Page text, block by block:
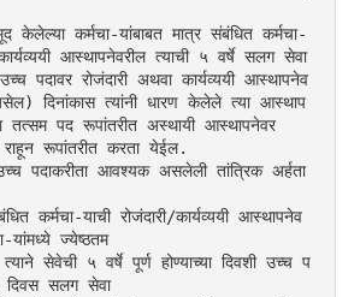
कर्मचा-यांबाबत मात्र संबंधित कर्मचा-
आस्थापनेवरील त्याची ५ वर्षे सलग सेवा
पदावर रोजंदारी अथवा कार्यव्ययी आस्थापनेव
दिनांकास त्यांनी धारण केलेले त्या आस्थाप
तत्सम पद रूपांतरीत अस्थायी आस्थापनेवर
रूपांतरीत करता येईल.
पदाकरीता आवश्यक असलेली तांत्रिक अर्हता
कर्मचा-याची रोजंदारी/कार्यव्ययी आस्थापनेव
यांमध्ये ज्येष्ठतम
सेवेची ५ वर्षे पूर्ण होण्याच्या दिवशी उच्च प
दिवस सलग सेवा